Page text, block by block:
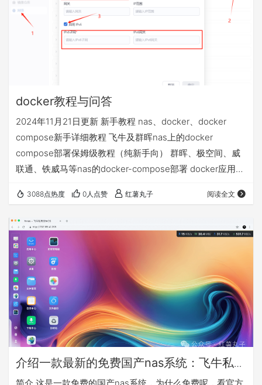
docker教程与问答
2024年11月21日更新 新手教程 nas、docker、docker
compose新手详细教程 飞牛及群晖nas上的docker
compose部署保姆级教程（纯新手向） 群晖、极空间、威
联通、铁威马等nas的docker-compose部署 docker应用
docker拉取不了 配置使用镜像源 不定期更新的docker镜像
异地访问的4种方案，哪个适合我 飞牛nas的4种远程访问
方…
3088点热度 0人点赞 红薯丸子 阅读全文
介绍一款最新的免费国产nas系统：飞牛私有
云fnOS